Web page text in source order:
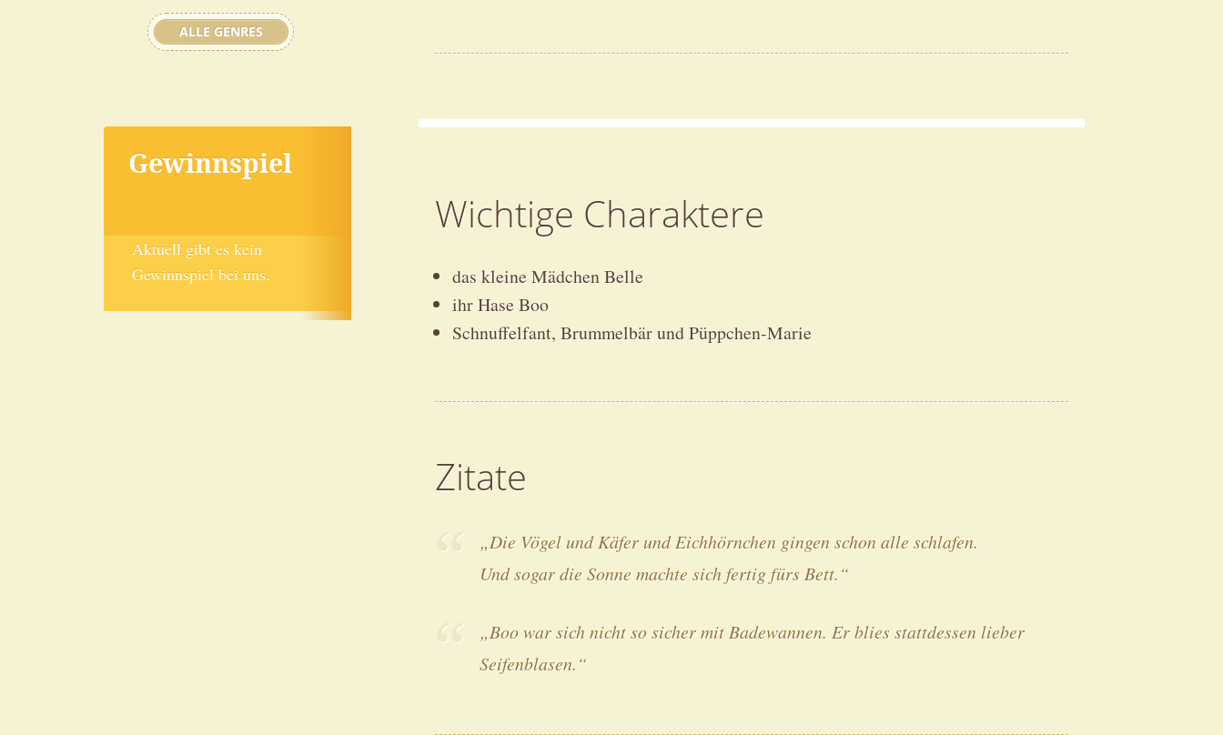
ALLE GENRES
Gewinnspiel
Aktuell gibt es kein
Gewinnspiel bei uns.
Wichtige Charaktere
das kleine Mädchen Belle
ihr Hase Boo
Schnuffelfant, Brummelbär und Püppchen-Marie
Zitate
„Die Vögel und Käfer und Eichhörnchen gingen schon alle schlafen.
Und sogar die Sonne machte sich fertig fürs Bett.“
„Boo war sich nicht so sicher mit Badewannen. Er blies stattdessen lieber
Seifenblasen.“